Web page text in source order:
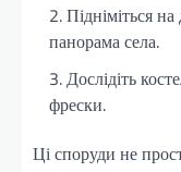
Підніміться
панорама села.
Дослідіть
фрески.
Ці споруди не